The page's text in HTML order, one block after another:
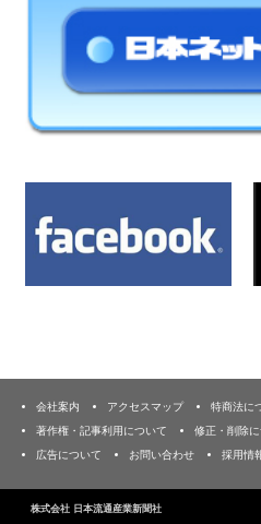
会社案内 アクセスマップ 特商法に
著作権・記事利用について
修正・削除
広告について
お問い合わせ 採用情
株式会社 日本流通産業新聞社